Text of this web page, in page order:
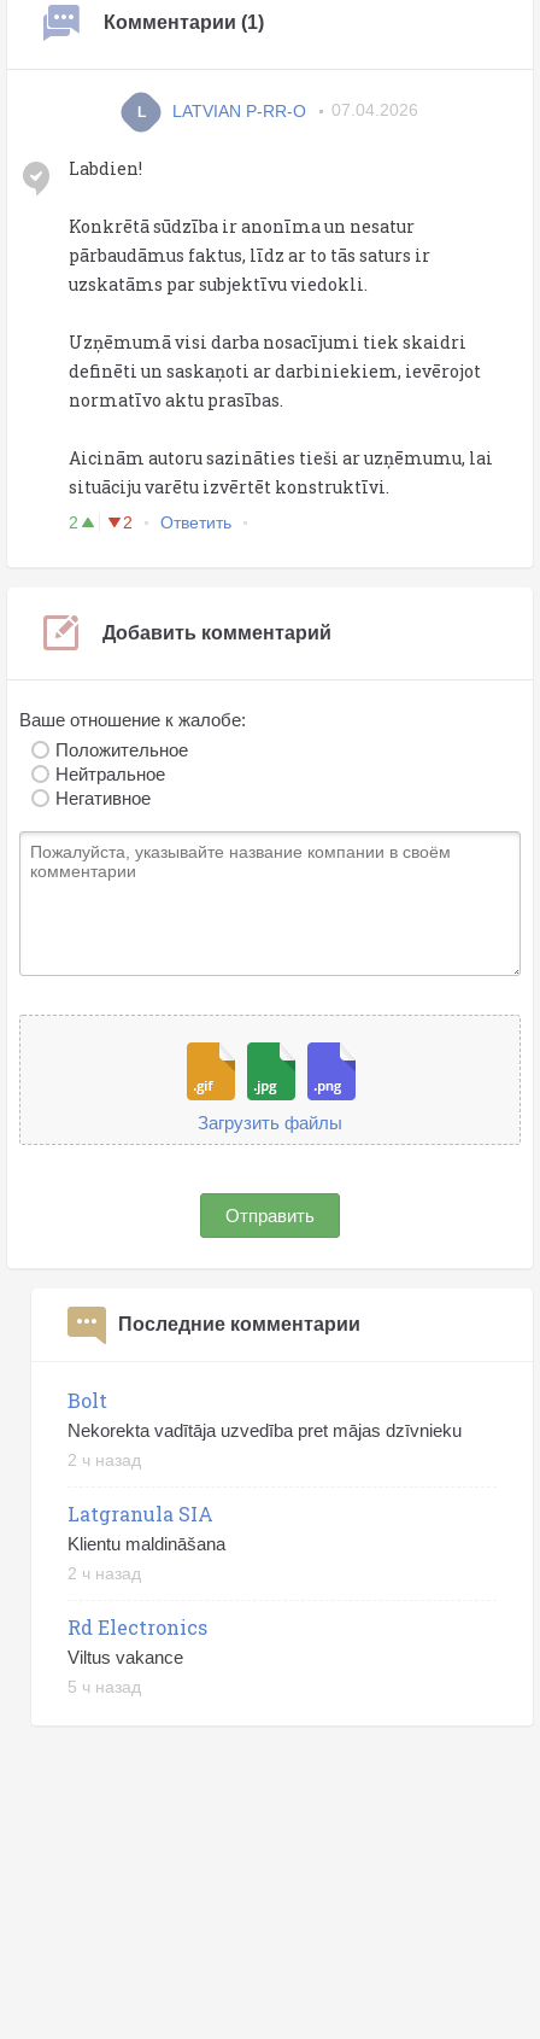
Комментарии (1)
L LATVIAN P-RR-O 07.04.2026
Labdien!
Konkrētā sūdzība ir anonīma un nesatur
pārbaudāmus faktus, līdz ar to tās saturs ir
uzskatāms par subjektīvu viedokli.
Uzņēmumā visi darba nosacījumi tiek skaidri
definēti un saskaņoti ar darbiniekiem, ievērojot
normatīvo aktu prasības.
Aicinām autoru sazināties tieši ar uzņēmumu, lai
situāciju varētu izvērtēt konstruktīvi.
2 2 Ответить
Добавить комментарий
Ваше отношение к жалобе:
Положительное
Нейтральное
Негативное
Загрузить файлы
Отправить
Последние комментарии
Bolt
Nekorekta vadītāja uzvedība pret mājas dzīvnieku
2 ч назад
Latgranula SIA
Klientu maldināšana
2 ч назад
Rd Electronics
Viltus vakance
5 ч назад